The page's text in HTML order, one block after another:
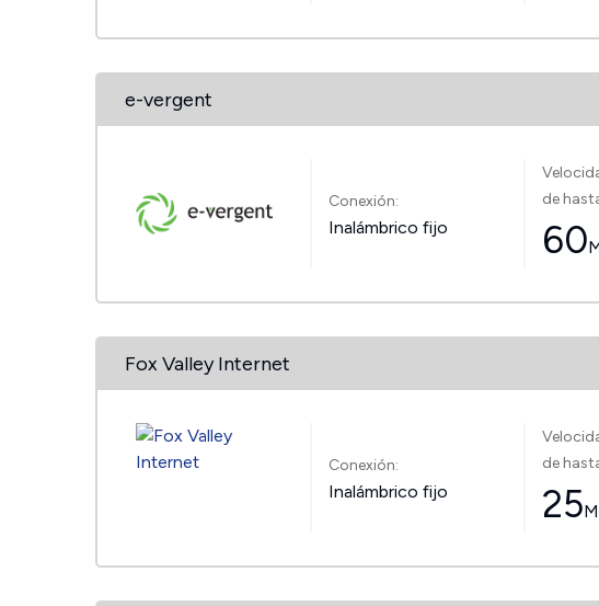
e-vergent
Conexión:
Inalámbrico fijo
de
60
Fox Valley Internet
Conexión:
Inalámbrico fijo
de
25